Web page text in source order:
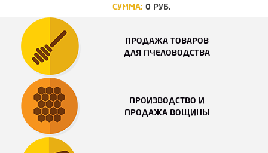
СУММА: 0 РУБ.
ПРОДАЖА ТОВАРОВ
ДЛЯ ПЧЕЛОВОДСТВА
ПРОИЗВОДСТВО И
ПРОДАЖА ВОЩИНЫ